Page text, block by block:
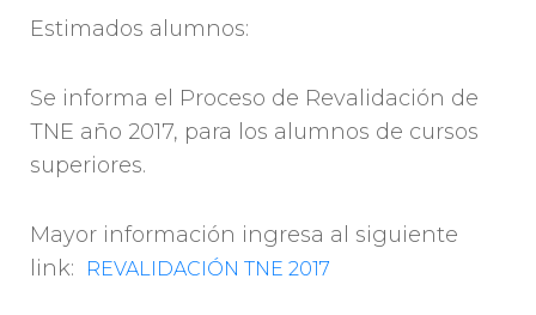
Estimados alumnos:
Se informa el Proceso de Revalidación de
TNE año 2017, para los alumnos de cursos
superiores.
Mayor información ingresa al siguiente
link:
REVALIDACIÓN TNE 2017